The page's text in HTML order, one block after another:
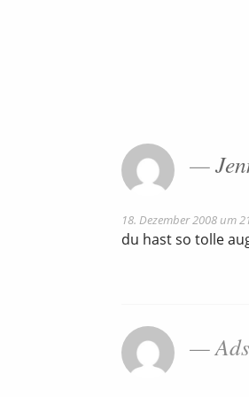
18. Dezember 2008 um
du hast so tolle